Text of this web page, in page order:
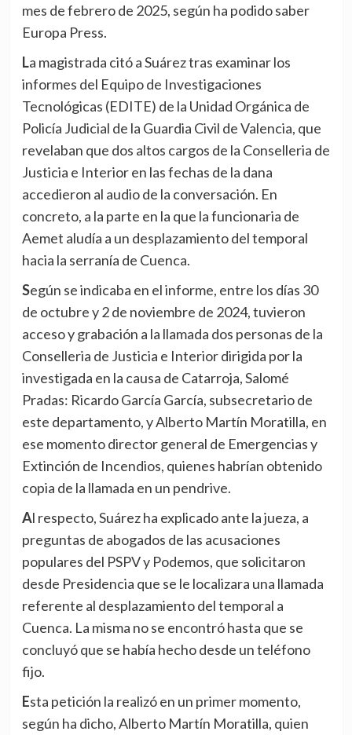
mes de febrero de 2025, según ha podido saber
Europa Press.
La magistrada citó a Suárez tras examinar los
informes del Equipo de Investigaciones
Tecnológicas (EDITE) de la Unidad Orgánica de
Policía Judicial de la Guardia Civil de Valencia, que
revelaban que dos altos cargos de la Conselleria de
Justicia e Interior en las fechas de la dana
accedieron al audio de la conversación. En
concreto, a la parte en la que la funcionaria de
Aemet aludía a un desplazamiento del temporal
hacia la serranía de Cuenca.
Según se indicaba en el informe, entre los días 30
de octubre y 2 de noviembre de 2024, tuvieron
acceso y grabación a la llamada dos personas de la
Conselleria de Justicia e Interior dirigida por la
investigada en la causa de Catarroja, Salomé
Pradas: Ricardo García García, subsecretario de
este departamento, y Alberto Martín Moratilla, en
ese momento director general de Emergencias y
Extinción de Incendios, quienes habrían obtenido
copia de la llamada en un pendrive.
Al respecto, Suárez ha explicado ante la jueza, a
preguntas de abogados de las acusaciones
populares del PSPV y Podemos, que solicitaron
desde Presidencia que se le localizara una llamada
referente al desplazamiento del temporal a
Cuenca. La misma no se encontró hasta que se
concluyó que se había hecho desde un teléfono
fijo.
Esta petición la realizó en un primer momento,
según ha dicho, Alberto Martín Moratilla, quien